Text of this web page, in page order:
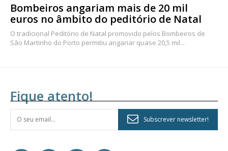
Bombeiros angariam mais de 20 mil
euros no âmbito do peditório de Natal
O tradicional Peditório de Natal promovido pelos Bombeiros de
São Martinho do Porto permitiu angariar quase 20,5 mil...
Fique atento!
Subscrever newsletter!